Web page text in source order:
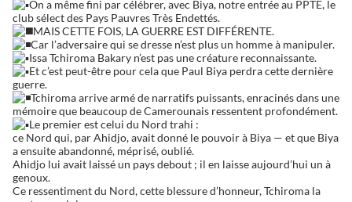
On a même fini par célébrer, avec Biya, notre entrée au PPTE, le
club sélect des Pays Pauvres Très Endettés.
MAIS CETTE FOIS, LA GUERRE EST DIFFÉRENTE.
Car l’adversaire qui se dresse n’est plus un homme à manipuler.
Issa Tchiroma Bakary n’est pas une créature reconnaissante.
Et c’est peut-être pour cela que Paul Biya perdra cette dernière
guerre.
Tchiroma arrive armé de narratifs puissants, enracinés dans une
mémoire que beaucoup de Camerounais ressentent profondément.
Le premier est celui du Nord trahi :
ce Nord qui, par Ahidjo, avait donné le pouvoir à Biya — et que Biya
a ensuite abandonné, méprisé, oublié.
Ahidjo lui avait laissé un pays debout ; il en laisse aujourd’hui un à
genoux.
Ce ressentiment du Nord, cette blessure d’honneur, Tchiroma la